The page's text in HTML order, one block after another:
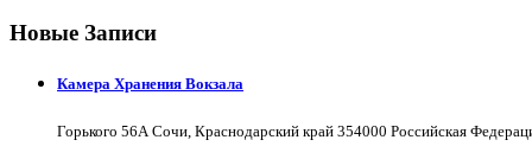
Новые Записи
Камера Хранения Вокзала
Горького 56А Сочи, Краснодарский край 354000 Российская